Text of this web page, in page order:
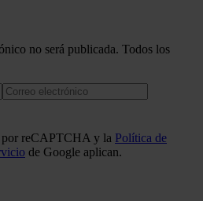
no será publicada. Todos los
por reCAPTCHA y la Política de
de Google aplican.